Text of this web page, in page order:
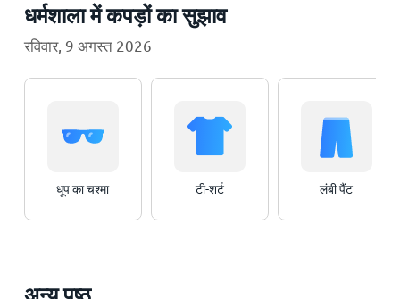
धर्मशाला में कपड़ों का सुझाव
रविवार, 9 अगस्त 2026
धूप का चश्मा टी-शर्ट लंबी पैंट